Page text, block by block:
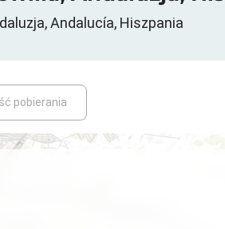
Andalucía, Hiszpania
pobierania